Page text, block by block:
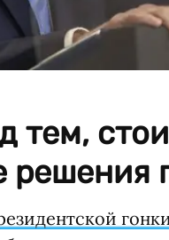
тем,
решения